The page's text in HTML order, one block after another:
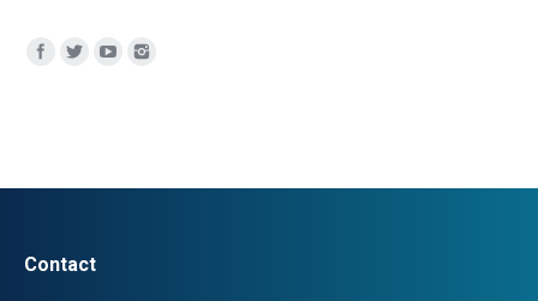
Encuéntranos en:
Contact